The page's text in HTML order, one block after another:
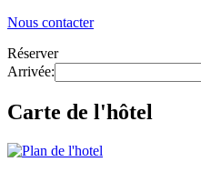
Nous contacter
Réserver
Arrivée:
Carte de l'hôtel